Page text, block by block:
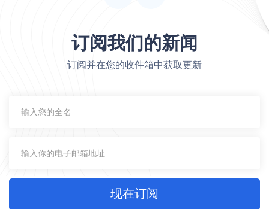
订阅我们的新闻
订阅并在您的收件箱中获取更新
现在订阅